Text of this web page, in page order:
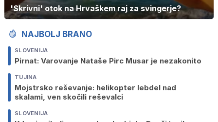
'Skrivni' otok na Hrvaškem raj za svingerje?
NAJBOLJ BRANO
SLOVENIJA
Pirnat: Varovanje Nataše Pirc Musar je nezakonito
TUJINA
Mojstrsko reševanje: helikopter lebdel nad
skalami, ven skočili reševalci
SLOVENIJA